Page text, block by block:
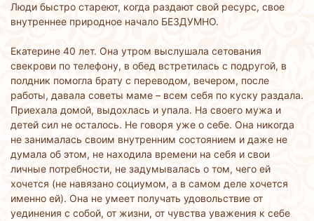
Люди быстро стареют, когда раздают свой ресурс, свое
внутреннее природное начало БЕЗДУМНО.
Екатерине 40 лет. Она утром выслушала сетования
свекрови по телефону, в обед встретилась с подругой, в
полдник помогла брату с переводом, вечером, после
работы, давала советы маме – всем себя по куску раздала.
Приехала домой, выдохлась и упала. На своего мужа и
детей сил не осталось. Не говоря уже о себе. Она никогда
не занималась своим внутренним состоянием и даже не
думала об этом, не находила времени на себя и свои
личные потребности, не задумывалась о том, чего ей
хочется (не навязано социумом, а в самом деле хочется
именно ей). Она не умеет получать удовольствие от
уединения с собой, от жизни, от чувства уважения к себе